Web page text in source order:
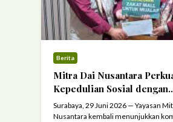
Berita
Mitra Dai Nusantara
Kepedulian Sosial dengan
Menyalurkan Zakat Maal
Mualaf
Surabaya, 29 Juni 2026 — Yayasan
Nusantara kembali menunjukkan